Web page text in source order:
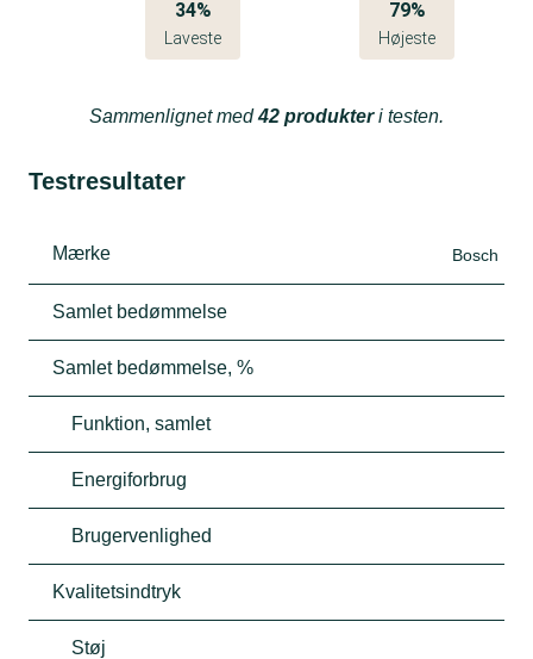
34%
Laveste
79%
Højeste
Sammenlignet med42 produkteri testen.
Testresultater
Mærke Bosch
Samlet bedømmelse
Samlet bedømmelse, %
Funktion, samlet
Energiforbrug
Brugervenlighed
Kvalitetsindtryk
Støj